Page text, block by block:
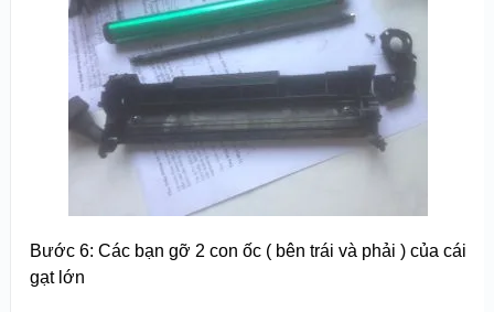
Bước 6: Các bạn gỡ 2 con ốc ( bên trái và phải ) của cái
gạt lớn